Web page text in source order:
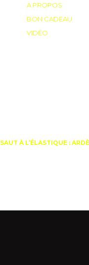
A PROPOS
BON CADEAU
VIDÉO
SAUT À L’ÉLASTIQUE :